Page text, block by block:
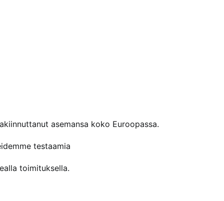
asemansa koko Euroopassa.
testaamia
toimituksella.